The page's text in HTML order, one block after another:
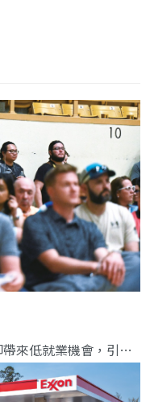
AI資料中心基礎建設下鄉搶水電，卻帶來低就業機會，引發地方意識覺醒，反思大型投資案帶來的紅利與談判籌碼。